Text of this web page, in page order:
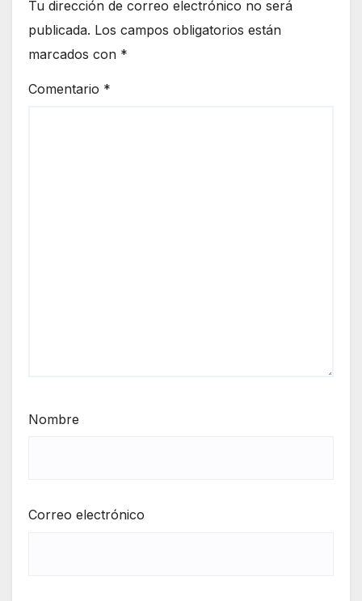
Tu dirección de correo electrónico no será
publicada. Los campos obligatorios están
marcados con *
Comentario *
Nombre
Correo electrónico